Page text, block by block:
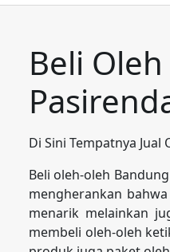
Beli
Di Sini Tempatnya
Beli oleh-oleh
mengherankan
menarik melainkan
membeli oleh-oleh